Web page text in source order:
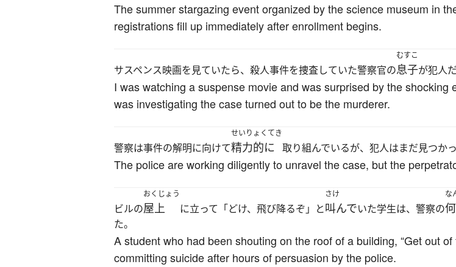
The summer stargazing event organized by the science museum in
registrations fill up immediately after enrollment begins.
サスペンス映画を見ていたら、殺人事件を捜査していた警察官の
むすこ
息子が犯人
I was watching a suspense movie and was surprised by the
was investigating the case turned out to be the murderer.
警察は事件の解明に向けて
せいりょくてき
精力的に 取り組んでいるが、犯人はまだ見つかっ
The police are working diligently to unravel the case, but the
ビルの
おくじょう
屋上 に立って「どけ、飛び降るぞ」と
さけ
叫んでいた学生は、警察の
な
た。
A student who had been shouting on the roof of a building, “Get out
committing suicide after hours of persuasion by the police.